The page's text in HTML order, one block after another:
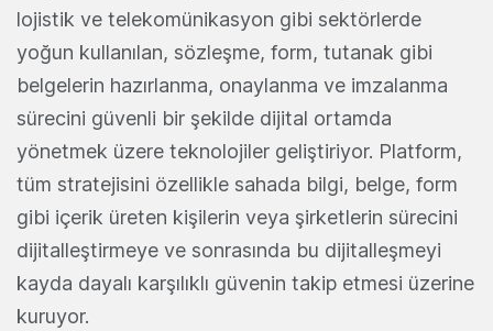
lojistik ve telekomünikasyon gibi sektörlerde
yoğun kullanılan, sözleşme, form, tutanak gibi
belgelerin hazırlanma, onaylanma ve imzalanma
sürecini güvenli bir şekilde dijital ortamda
yönetmek üzere teknolojiler geliştiriyor. Platform,
tüm stratejisini özellikle sahada bilgi, belge, form
gibi içerik üreten kişilerin veya şirketlerin sürecini
dijitalleştirmeye ve sonrasında bu dijitalleşmeyi
kayda dayalı karşılıklı güvenin takip etmesi üzerine
kuruyor.